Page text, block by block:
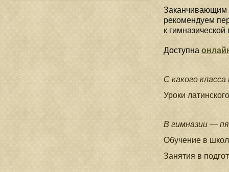
Заканчивающим
рекомендуем
к
Доступна
С какого класса
Уроки
В гимназии —
Обучение в
Занятия в